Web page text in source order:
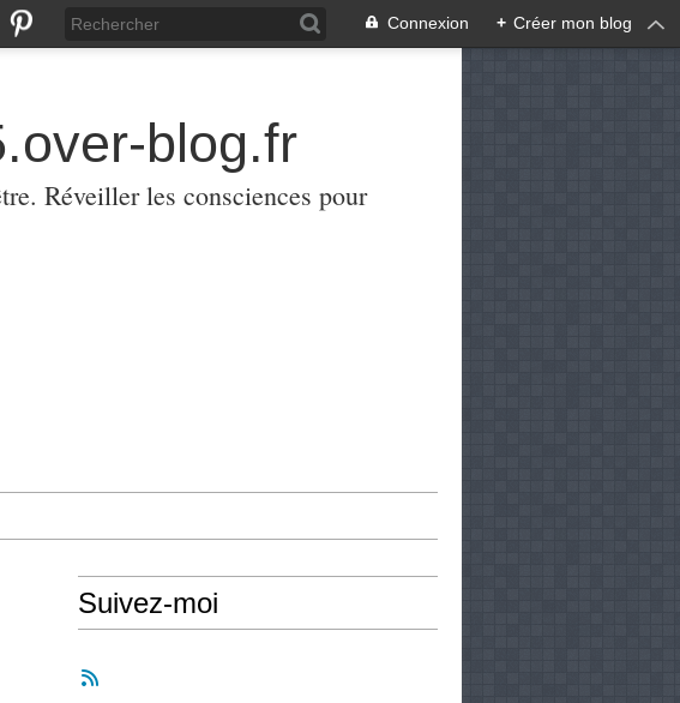
Connexion + Créer mon blog
blog.fr
Réveiller les consciences pour
Suivez-moi